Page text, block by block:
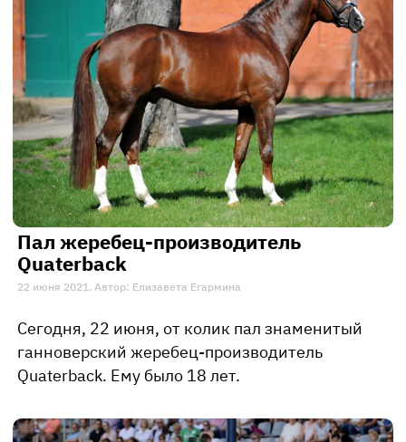
Пал жеребец-производитель
Quaterback
22 июня 2021. Автор: Елизавета Егармина
Сегодня, 22 июня, от колик пал знаменитый
ганноверский жеребец-производитель
Quaterback. Ему было 18 лет.